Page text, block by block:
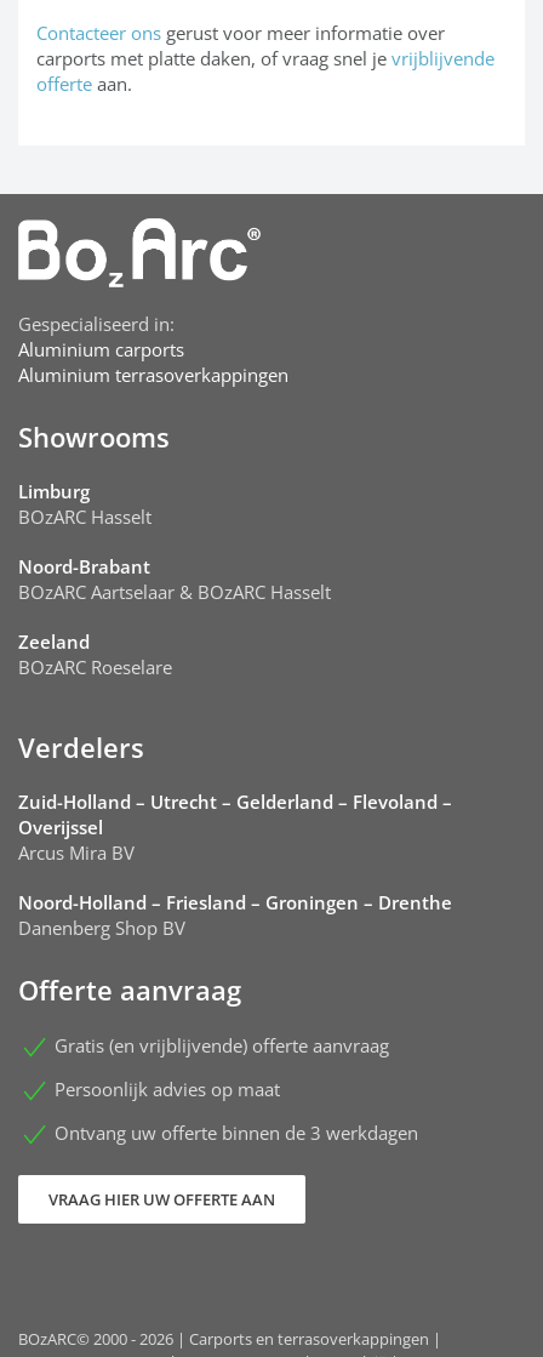
Contacteer ons gerust voor meer informatie over
carports met platte daken, of vraag snel je vrijblijvende
offerte aan.
Gespecialiseerd in:
Aluminium carports
Aluminium terrasoverkappingen
Showrooms
Limburg
BOzARC Hasselt
Noord-Brabant
BOzARC Aartselaar & BOzARC Hasselt
Zeeland
BOzARC Roeselare
Verdelers
Zuid-Holland – Utrecht – Gelderland – Flevoland –
Overijssel
Arcus Mira BV
Noord-Holland – Friesland – Groningen – Drenthe
Danenberg Shop BV
Offerte aanvraag
Gratis (en vrijblijvende) offerte aanvraag
Persoonlijk advies op maat
Ontvang uw offerte binnen de 3 werkdagen
VRAAG HIER UW OFFERTE AAN
BOzARC© 2000 - 2026 | Carports en terrasoverkappingen |